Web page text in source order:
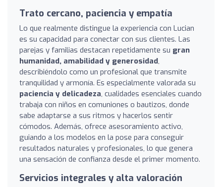
Trato cercano, paciencia y empatía
Lo que realmente distingue la experiencia con Lucian
es su capacidad para conectar con sus clientes. Las
parejas y familias destacan repetidamente su gran
humanidad, amabilidad y generosidad,
describiéndolo como un profesional que transmite
tranquilidad y armonía. Es especialmente valorada su
paciencia y delicadeza, cualidades esenciales cuando
trabaja con niños en comuniones o bautizos, donde
sabe adaptarse a sus ritmos y hacerlos sentir
cómodos. Además, ofrece asesoramiento activo,
guiando a los modelos en la pose para conseguir
resultados naturales y profesionales, lo que genera
una sensación de confianza desde el primer momento.
Servicios integrales y alta valoración